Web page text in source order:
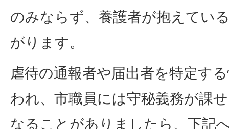
のみならず、養護者が抱えてい
がります。
虐待の通報者や届出者を特定す
われ、市職員には守秘義務が課
なることがありましたら、下記